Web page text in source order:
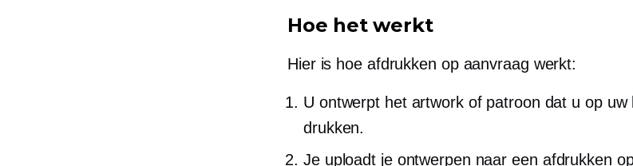
Hoe het werkt
Hier is hoe afdrukken op aanvraag werkt:
U ontwerpt het artwork of patroon dat u op uw
drukken.
Je uploadt je ontwerpen naar een afdrukken